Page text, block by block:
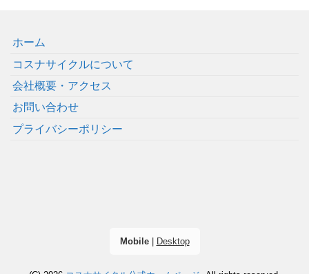
ホーム
コスナサイクルについて
会社概要・アクセス
お問い合わせ
プライバシーポリシー
Mobile| Desktop